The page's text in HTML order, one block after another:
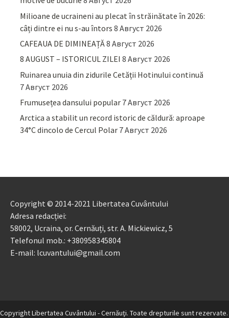
Milioane de ucraineni au plecat în străinătate în 2026:
câți dintre ei nu s-au întors 8 Август 2026
CAFEAUA DE DIMINEAȚĂ8 Август 2026
8 AUGUST – ISTORICUL ZILEI 8 Август 2026
Ruinarea unuia din zidurile Cetății Hotinului continuă
7 Август 2026
Frumusețea dansului popular 7 Август 2026
Arctica a stabilit un record istoric de căldură: aproape
34°C dincolo de Cercul Polar 7 Август 2026
Copyright © 2014-2021 Libertatea Cuvântului
Adresa redacției:
58002, Ucraina, or. Cernăuți, str. A. Mickiewicz, 5
Telefonul mob.: +380958345804
E-mail: lcuvantului@gmail.com
Copyright Libertatea Cuvântului - Cernăuţi. Toate drepturile sunt rezervate.